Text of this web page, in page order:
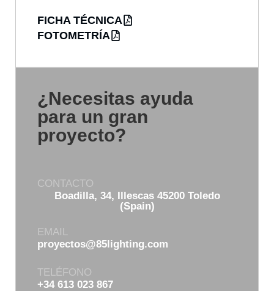
FICHA TÉCNICA
FOTOMETRÍA
¿Necesitas ayuda
para un gran
proyecto?
CONTACTO
Boadilla, 34, Illescas 45200 Toledo
(Spain)
EMAIL
proyectos@85lighting.com
TELÉFONO
+34 613 023 867